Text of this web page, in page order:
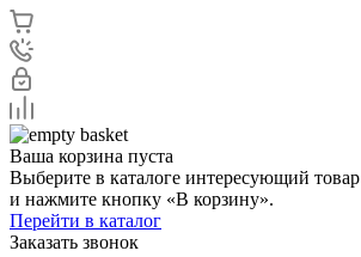
Ваша корзина пуста
Выберите в каталоге интересующий товар
и нажмите кнопку «В корзину».
Перейти в каталог
Заказать звонок